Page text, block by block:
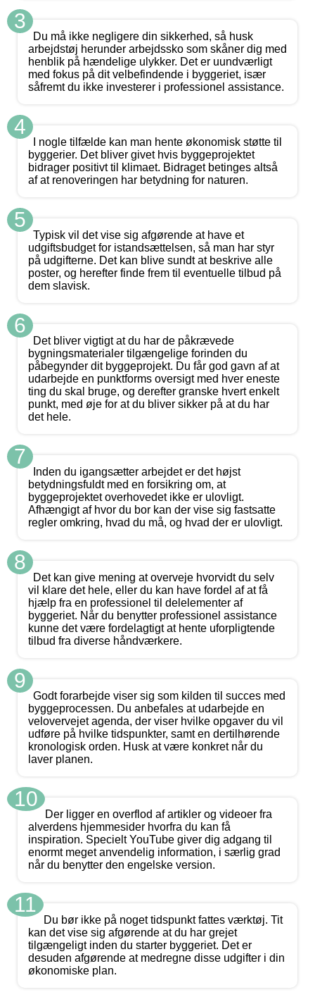
3
Du må ikke negligere din sikkerhed, så husk
arbejdstøj herunder arbejdssko som skåner dig med
henblik på hændelige ulykker. Det er uundværligt
med fokus på dit velbefindende i byggeriet, især
såfremt du ikke investerer i professionel assistance.
4
I nogle tilfælde kan man hente økonomisk støtte til
byggerier. Det bliver givet hvis byggeprojektet
bidrager positivt til klimaet. Bidraget betinges altså
af at renoveringen har betydning for naturen.
5
Typisk vil det vise sig afgørende at have et
udgiftsbudget for istandsættelsen, så man har styr
på udgifterne. Det kan blive sundt at beskrive alle
poster, og herefter finde frem til eventuelle tilbud på
dem slavisk.
6
Det bliver vigtigt at du har de påkrævede
bygningsmaterialer tilgængelige forinden du
påbegynder dit byggeprojekt. Du får god gavn af at
udarbejde en punktforms oversigt med hver eneste
ting du skal bruge, og derefter granske hvert enkelt
punkt, med øje for at du bliver sikker på at du har
det hele.
7
Inden du igangsætter arbejdet er det højst
betydningsfuldt med en forsikring om, at
byggeprojektet overhovedet ikke er ulovligt.
Afhængigt af hvor du bor kan der vise sig fastsatte
regler omkring, hvad du må, og hvad der er ulovligt.
8
Det kan give mening at overveje hvorvidt du selv
vil klare det hele, eller du kan have fordel af at få
hjælp fra en professionel til delelementer af
byggeriet. Når du benytter professionel assistance
kunne det være fordelagtigt at hente uforpligtende
tilbud fra diverse håndværkere.
9
Godt forarbejde viser sig som kilden til succes med
byggeprocessen. Du anbefales at udarbejde en
velovervejet agenda, der viser hvilke opgaver du vil
udføre på hvilke tidspunkter, samt en dertilhørende
kronologisk orden. Husk at være konkret når du
laver planen.
10
Der ligger en overflod af artikler og videoer fra
alverdens hjemmesider hvorfra du kan få
inspiration. Specielt YouTube giver dig adgang til
enormt meget anvendelig information, i særlig grad
når du benytter den engelske version.
11
Du bør ikke på noget tidspunkt fattes værktøj. Tit
kan det vise sig afgørende at du har grejet
tilgængeligt inden du starter byggeriet. Det er
desuden afgørende at medregne disse udgifter i din
økonomiske plan.